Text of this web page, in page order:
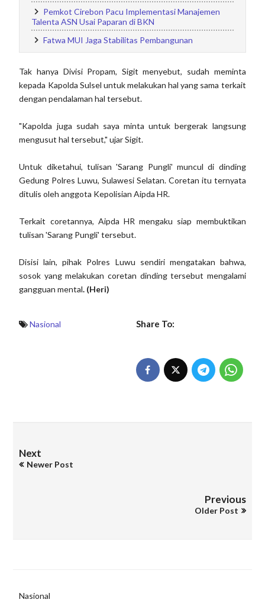
Pemkot Cirebon Pacu Implementasi Manajemen
Talenta ASN Usai Paparan di BKN
Fatwa MUI Jaga Stabilitas Pembangunan
Tak hanya Divisi Propam, Sigit menyebut, sudah meminta
kepada Kapolda Sulsel untuk melakukan hal yang sama terkait
dengan pendalaman hal tersebut.
"Kapolda juga sudah saya minta untuk bergerak langsung
mengusut hal tersebut," ujar Sigit.
Untuk diketahui, tulisan 'Sarang Pungli' muncul di dinding
Gedung Polres Luwu, Sulawesi Selatan. Coretan itu ternyata
ditulis oleh anggota Kepolisian Aipda HR.
Terkait coretannya, Aipda HR mengaku siap membuktikan
tulisan 'Sarang Pungli' tersebut.
Disisi lain, pihak Polres Luwu sendiri mengatakan bahwa,
sosok yang melakukan coretan dinding tersebut mengalami
gangguan mental. (Heri)
Nasional Share To:
Next
Newer Post
Previous
Older Post
Nasional